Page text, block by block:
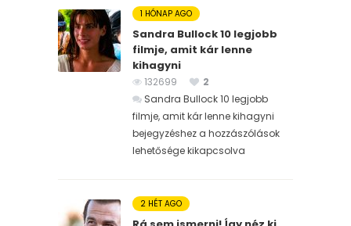
1 HÓNAP AGO
Sandra Bullock 10 legjobb
filmje, amit kár lenne
kihagyni
132699
2
Sandra Bullock 10 legjobb
filmje, amit kár lenne kihagyni
bejegyzéshez a hozzászólások
lehetősége kikapcsolva
2 HÉT AGO